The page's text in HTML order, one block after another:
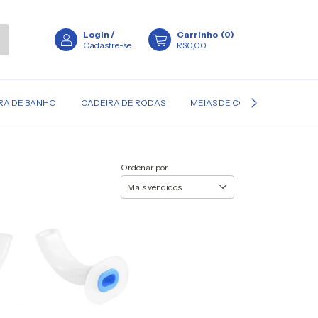
Login /
Cadastre-se
Carrinho (0)
R$0,00
DE BANHO CADEIRA DE RODAS MEIAS DE COMPRESSÃO
Ordenar por